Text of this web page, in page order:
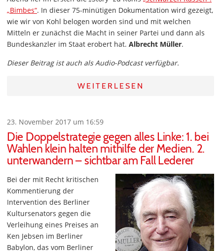
„Bimbes“. In dieser 75-minütigen Dokumentation wird gezeigt,
wie wir von Kohl belogen worden sind und mit welchen
Mitteln er zunächst die Macht in seiner Partei und dann als
Bundeskanzler im Staat erobert hat. Albrecht Müller.
Dieser Beitrag ist auch als Audio-Podcast verfügbar.
WEITERLESEN
23. November 2017 um 16:59
Die Doppelstrategie gegen alles Linke: 1. bei
Wahlen klein halten mithilfe der Medien. 2.
unterwandern – sichtbar am Fall Lederer
Bei der mit Recht kritischen
Kommentierung der
Intervention des Berliner
Kultursenators gegen die
Verleihung eines Preises an
Ken Jebsen im Berliner
Babylon, das vom Berliner